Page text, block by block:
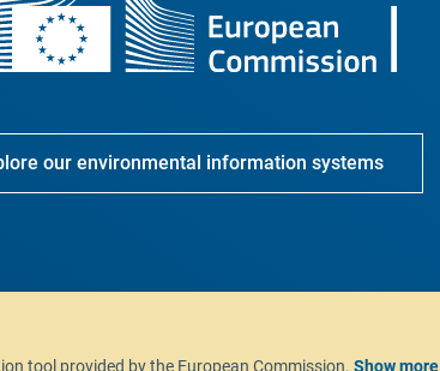
our environmental information systems
tool provided by the European Commission. Show more